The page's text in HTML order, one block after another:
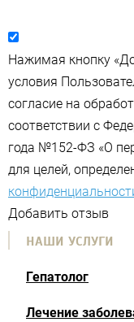
Нажимая кнопку
условия
согласие на
соответствии с
года №152-ФЗ «О
для целей,
Добавить отзыв
НАШИ УСЛУГИ
Гепатолог
Лечение